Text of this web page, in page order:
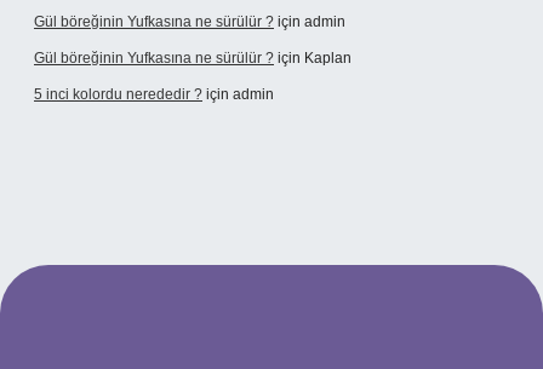
Gül böreğinin Yufkasına ne sürülür ? için admin
Gül böreğinin Yufkasına ne sürülür ? için Kaplan
5 inci kolordu nerededir ? için admin